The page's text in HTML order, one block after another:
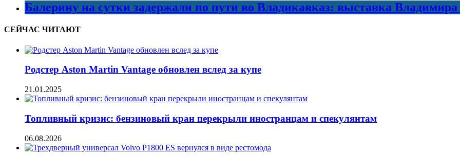
Балерину на сутки задержали по пути во Владикавказ: выставка
СЕЙЧАС ЧИТАЮТ
Родстер Aston Martin Vantage обновлен вслед за купе
21.01.2025
Топливный кризис: бензиновый кран перекрыли иностранцам и спекулянтам
06.08.2026